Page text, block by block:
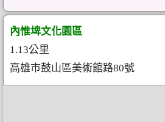
內惟埤文化園區
1.13公里
高雄市鼓山區美術館路80號